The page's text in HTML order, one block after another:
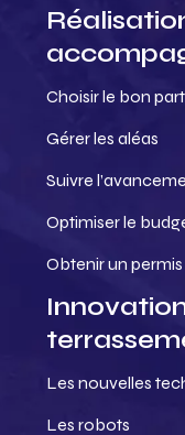
Choisir le bon
Gérer les aléas
Suivre
Optimiser le
Obtenir un
Les nouvelles
Les robots